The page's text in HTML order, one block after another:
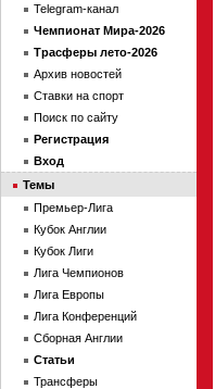
Telegram-канал
Чемпионат Мира-2026
Трасферы лето-2026
Архив новостей
Ставки на спорт
Поиск по сайту
Регистрация
Вход
Темы
Премьер-Лига
Кубок Англии
Кубок Лиги
Лига Чемпионов
Лига Европы
Лига Конференций
Сборная Англии
Статьи
Трансферы